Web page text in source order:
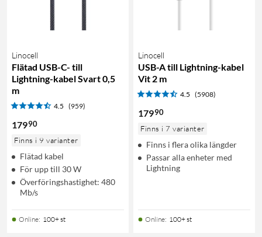
Linocell
Flätad USB-C- till
Lightning-kabel Svart 0,5
m
4.5 (959)
17990
Finns i 9 varianter
Flätad kabel
För upp till 30 W
Överföringshastighet: 480
Mb/s
Online: 100+ st
Linocell
USB-A till Lightning-kabel
Vit 2 m
4.5 (5908)
17990
Finns i 7 varianter
Finns i flera olika längder
Passar alla enheter med
Lightning
Online: 100+ st